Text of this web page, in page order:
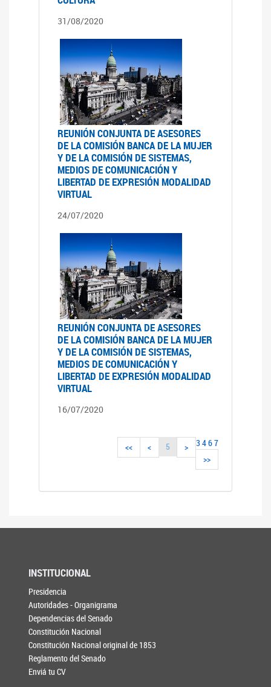
31/08/2020
REUNIÓN CONJUNTA DE ASESORES
DE LA COMISIÓN BANCA DE LA MUJER
Y DE LA COMISIÓN DE SISTEMAS,
MEDIOS DE COMUNICACIÓN Y
LIBERTAD DE EXPRESIÓN MODALIDAD
VIRTUAL
24/07/2020
REUNIÓN CONJUNTA DE ASESORES
DE LA COMISIÓN BANCA DE LA MUJER
Y DE LA COMISIÓN DE SISTEMAS,
MEDIOS DE COMUNICACIÓN Y
LIBERTAD DE EXPRESIÓN MODALIDAD
VIRTUAL
16/07/2020
<< < 3 4
5 67
>
>>
INSTITUCIONAL
Presidencia
Autoridades - Organigrama
Dependencias del Senado
Constitución Nacional
Constitución Nacional original de 1853
Reglamento del Senado
Enviá tu CV